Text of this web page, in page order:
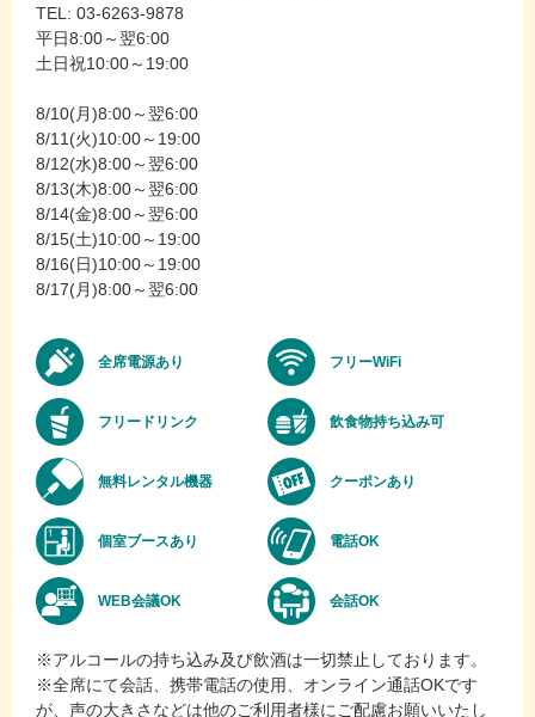
TEL: 03-6263-9878
平日8:00～翌6:00
土日祝10:00～19:00
8/10(月)8:00～翌6:00
8/11(火)10:00～19:00
8/12(水)8:00～翌6:00
8/13(木)8:00～翌6:00
8/14(金)8:00～翌6:00
8/15(土)10:00～19:00
8/16(日)10:00～19:00
8/17(月)8:00～翌6:00
全席電源あり フリーWiFi
フリードリンク 飲食物持ち込み可
無料レンタル機器 クーポンあり
個室ブースあり 電話OK
WEB会議OK 会話OK
※アルコールの持ち込み及び飲酒は一切禁止しております。
※全席にて会話、携帯電話の使用、オンライン通話OKです
が、声の大きさなどは他のご利用者様にご配慮お願いいたし